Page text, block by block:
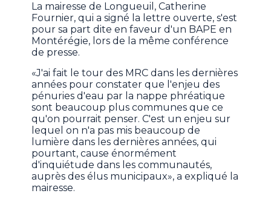
La mairesse de Longueuil, Catherine
Fournier, qui a signé la lettre ouverte, s'est
pour sa part dite en faveur d'un BAPE en
Montérégie, lors de la même conférence
de presse.
«J'ai fait le tour des MRC dans les dernières
années pour constater que l'enjeu des
pénuries d'eau par la nappe phréatique
sont beaucoup plus communes que ce
qu'on pourrait penser. C'est un enjeu sur
lequel on n'a pas mis beaucoup de
lumière dans les dernières années, qui
pourtant, cause énormément
d'inquiétude dans les communautés,
auprès des élus municipaux», a expliqué la
mairesse.